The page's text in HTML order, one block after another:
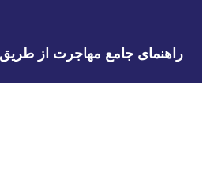
راهنمای جامع مهاجرت از